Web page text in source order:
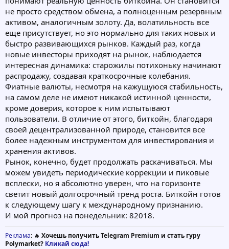
не просто средством обмена, а полноценным резервным
активом, аналогичным золоту. Да, волатильность все
еще присутствует, но это нормально для таких новых и
быстро развивающихся рынков. Каждый раз, когда
новые инвесторы приходят на рынок, наблюдается
интересная динамика: старожилы потихоньку начинают
распродажу, создавая краткосрочные колебания.
Фиатные валюты, несмотря на кажущуюся стабильность,
на самом деле не имеют никакой истинной ценности,
кроме доверия, которое к ним испытывают
пользователи. В отличие от этого, биткойн, благодаря
своей децентрализованной природе, становится все
более надежным инструментом для инвестирования и
хранения активов.
Рынок, конечно, будет продолжать раскачиваться. Мы
можем увидеть периодические коррекции и пиковые
всплески, но я абсолютно уверен, что на горизонте
светит новый долгосрочный тренд роста. Биткойн готов
к следующему шагу к международному признанию.
И мой прогноз на понедельник: 82018.
Реклама: 🔥 Хочешь получить Telegram Premium и стать гуру
Polymarket? Кликай сюда!